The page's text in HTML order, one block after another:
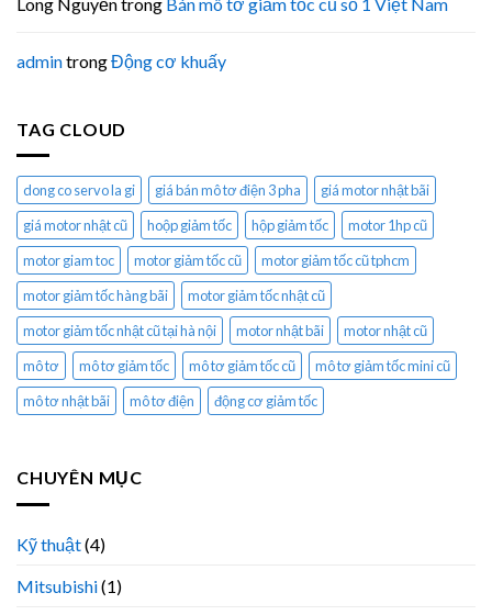
admintrongĐộng cơ khuấy
TAG CLOUD
dong co servo la gi giá bán mô tơ điện 3 pha
giá motor nhật bãi
giá motor nhật cũ
hoộp giảm tốc hộp giảm tốc
motor 1hp cũ
motor giam toc
motor giảm tốc cũ
motor giảm tốc cũ tphcm
motor giảm tốc hàng bãi
motor giảm tốc nhật cũ
motor giảm tốc nhật cũ tại hà nội
motor nhật bãi
motor nhật cũ
mô tơ
mô tơ giảm tốc mô tơ giảm tốc cũ
mô tơ giảm tốc mini cũ
mô tơ nhật bãi
mô tơ điện động cơ giảm tốc
CHUYÊN MỤC
Kỹ thuật(4)
Mitsubishi(1)